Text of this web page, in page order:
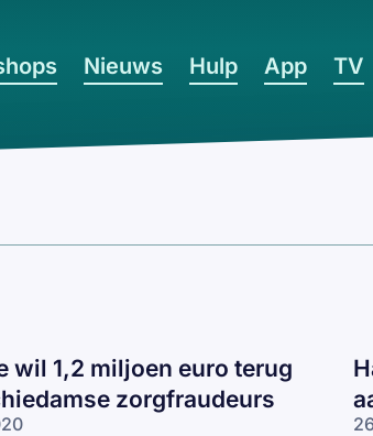
Nieuws Hulp App TV
wil 1,2 miljoen euro terug
zorgfraudeurs